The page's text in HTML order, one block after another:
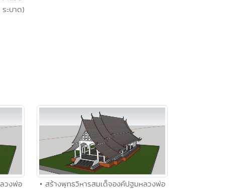
ะบาด)
วงพ่อ
• สร้างพุทธวิหารสมเด็จองค์ปฐมหลวงพ่อ